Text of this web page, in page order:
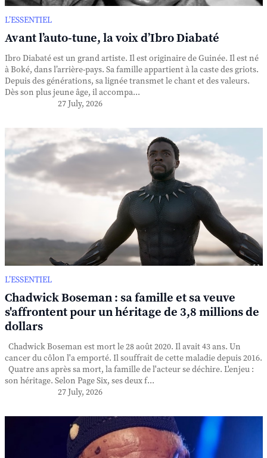
L’ESSENTIEL
Avant l’auto-tune, la voix d’Ibro Diabaté
Ibro Diabaté est un grand artiste. Il est originaire de Guinée. Il est né
à Boké, dans l’arrière-pays. Sa famille appartient à la caste des griots.
Depuis des générations, sa lignée transmet le chant et des valeurs.
Dès son plus jeune âge, il accompa...
27 July, 2026
L’ESSENTIEL
Chadwick Boseman : sa famille et sa veuve
s'affrontent pour un héritage de 3,8 millions de
dollars
Chadwick Boseman est mort le 28 août 2020. Il avait 43 ans. Un
cancer du côlon l'a emporté. Il souffrait de cette maladie depuis 2016.
Quatre ans après sa mort, la famille de l'acteur se déchire. L'enjeu :
son héritage. Selon Page Six, ses deux f...
27 July, 2026